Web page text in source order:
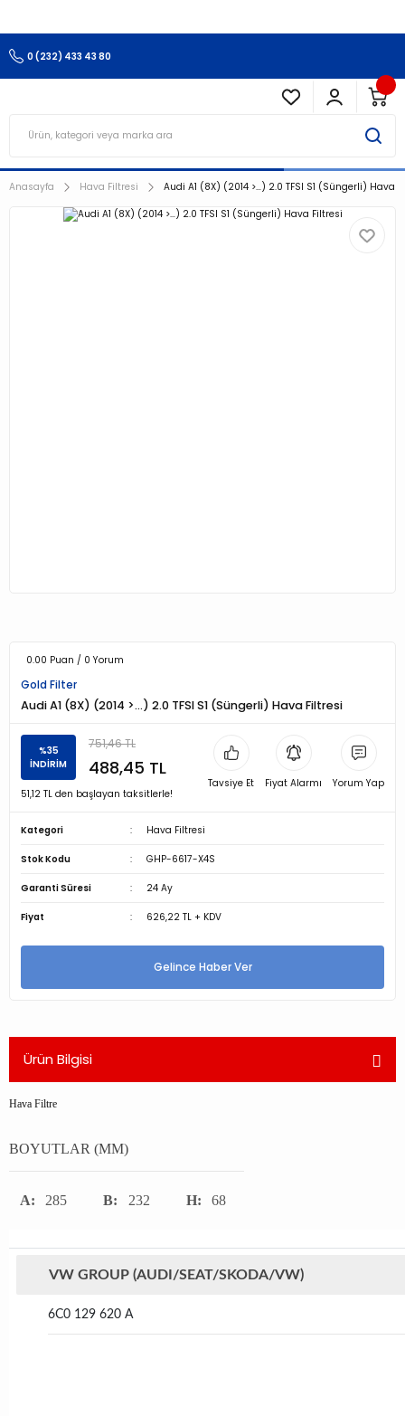
0 (232) 433 43 80
Anasayfa Hava Filtresi Audi A1 (8X) (2014 >…) 2.0 TFSI S1 (Süngerli) Hava
0.00 Puan / 0 Yorum
Gold Filter
Audi A1 (8X) (2014 >…) 2.0 TFSI S1 (Süngerli) Hava Filtresi
%35
İNDİRİM
751,46 TL
488,45 TL
51,12 TL den başlayan taksitlerle!
Tavsiye Et Fiyat Alarmı Yorum Yap
Kategori Hava Filtresi
Stok Kodu GHP-6617-X4S
Garanti Süresi 24 Ay
Fiyat 626,22 TL + KDV
Gelince Haber Ver
Ürün Bilgisi
Hava Filtre
BOYUTLAR (MM)
A: 285 B: 232 H: 68
VW GROUP (AUDI/SEAT/SKODA/VW)
6C0 129 620 A